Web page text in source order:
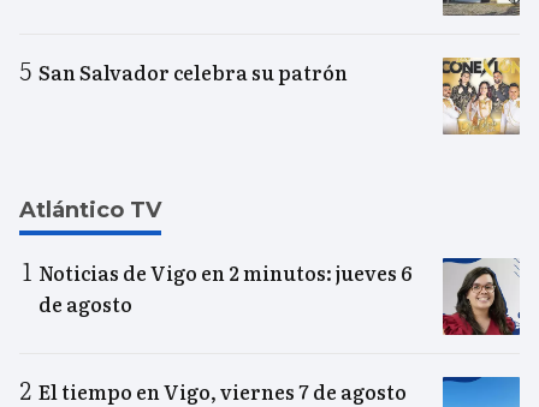
San Salvador celebra su patrón
Atlántico TV
Noticias de Vigo en 2 minutos: jueves 6
de agosto
El tiempo en Vigo, viernes 7 de agosto